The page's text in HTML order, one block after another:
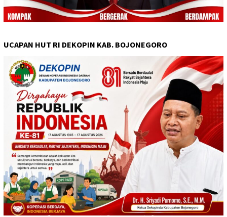
UCAPAN HUT RI DEKOPIN KAB. BOJONEGORO